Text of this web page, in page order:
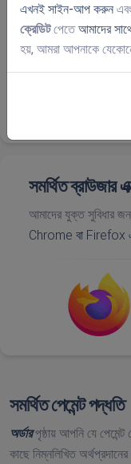
সমর্থিত ব্রাউজার
আমাদের যুক্ত সুবিধার
Chrome বা Firefox
সমর্থিত পেমেন্ট পদ্ধতি
অর্ডারপৃষ্ঠায় আপনি যে পেমেন্ট
কাছে নিম্নলিখিত
এখনই সাইন-আপ করুন
ক্রেডিটপেতেআমাদের
হয়, আমরা আপনাকে